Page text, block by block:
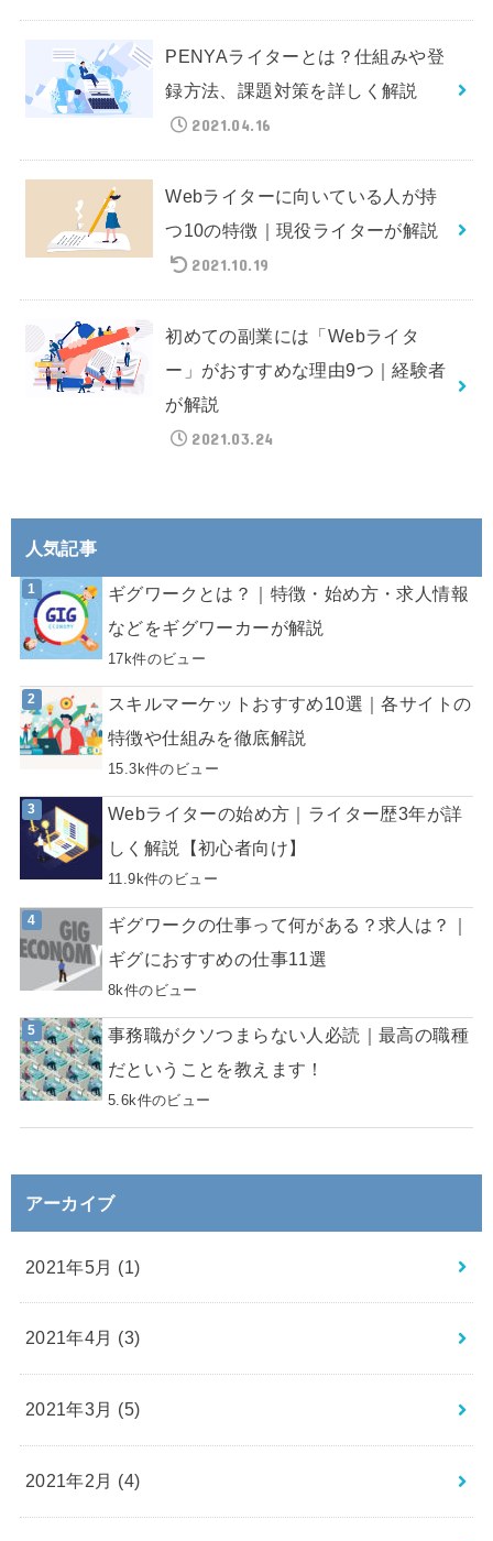
PENYAライターとは？仕組みや登
録方法、課題対策を詳しく解説
2021.04.16
Webライターに向いている人が持
つ10の特徴｜現役ライターが解説
2021.10.19
初めての副業には「Webライタ
ー」がおすすめな理由9つ｜経験者
が解説
2021.03.24
人気記事
ギグワークとは？｜特徴・始め方・求人情報
などをギグワーカーが解説
17k件のビュー
スキルマーケットおすすめ10選｜各サイトの
特徴や仕組みを徹底解説
15.3k件のビュー
Webライターの始め方｜ライター歴3年が詳
しく解説【初心者向け】
11.9k件のビュー
ギグワークの仕事って何がある？求人は？｜
ギグにおすすめの仕事11選
8k件のビュー
事務職がクソつまらない人必読｜最高の職種
だということを教えます！
5.6k件のビュー
アーカイブ
2021年5月 (1)
2021年4月 (3)
2021年3月 (5)
2021年2月 (4)